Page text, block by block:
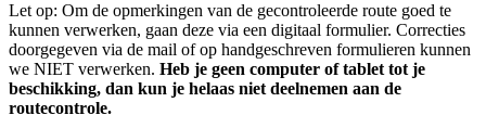
Let op: Om de opmerkingen van de gecontroleerde route goed te
kunnen verwerken, gaan deze via een digitaal formulier. Correcties
doorgegeven via de mail of op handgeschreven formulieren kunnen
we NIET verwerken. Heb je geen computer of tablet tot je
beschikking, dan kun je helaas niet deelnemen aan de
routecontrole.